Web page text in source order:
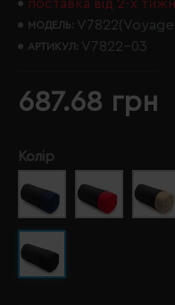
поставка від 2-х
МОДЕЛЬ:
АРТИКУЛ: V7822-03
687.68 грн
Колір